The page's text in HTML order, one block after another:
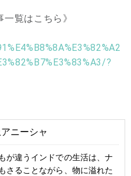
覧はこちら》
?
ニーシャ
が違うインドでの生活は、ナ
さることながら、物に溢れた